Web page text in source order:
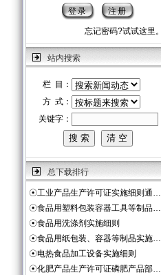
忘记密码?试试这里。
站内搜索
栏 目：
方 式：
关键字：
总下载排行
☉工业产品生产许可证实施细则通…
☉食品用塑料包装容器工具等制品…
☉食品用洗涤剂实施细则
☉食品用纸包装、容器等制品实施…
☉电热食品加工设备实施细则
☉化肥产品生产许可证磷肥产品部…